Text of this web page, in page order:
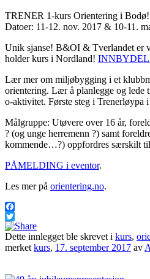
TRENER 1-kurs Orientering i Bodø!
Datoer: 11-12. nov. 2017 & 10-11.
Unik sjanse! B&OI & Tverlandet er
holder kurs i Nordland!
Lær mer om miljøbygging i et
orientering. Lær å planlegge og lede
o-aktivitet. Første steg i Trenerløypa
Målgruppe: Utøvere over 16 år,
? (og unge herremenn ?) samt
kommende…?) oppfordres særskilt
PÅMELDING i eventor.
Les mer på orientering.no.
Facebook
Twitter
Dette innlegget ble skrevet i kurs,
merket kurs, 17. september 2017 av